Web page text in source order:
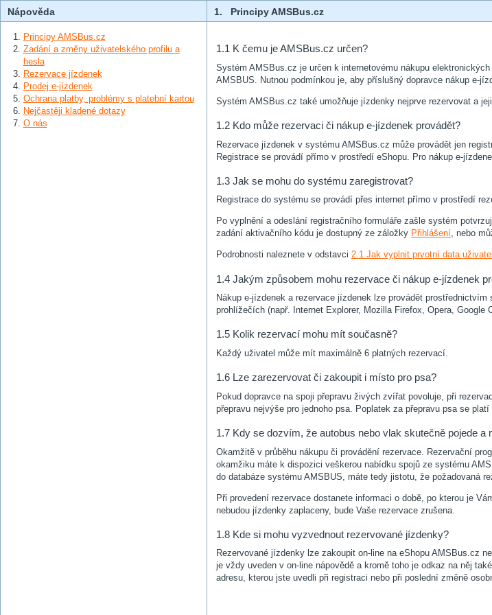
1. Principy AMSBus.cz
1.1 K čemu je AMSBus.cz určen?
Systém AMSBus.cz je určen k internetovému nákupu
AMSBUS. Nutnou podmínkou je, aby příslušný dopravce nákup e-
Systém AMSBus.cz také umožňuje jízdenky nejprve rezervovat a
1.2 Kdo může rezervaci či nákup e-jízdenek provádět?
Rezervace jízdenek v systému AMSBus.cz může provádět jen
Registrace se provádí přímo v prostředí eShopu. Pro nákup e-
1.3 Jak se mohu do systému zaregistrovat?
Registrace do systému se provádí přes internet přímo v prostředí
Po vyplnění a odeslání registračního formuláře zašle systém
zadání aktivačního kódu je dostupný ze záložky Přihlášení, nebo
Podrobnosti naleznete v odstavci 2.1 Jak vyplnit prvotní data
1.4 Jakým způsobem mohu rezervace či nákup e-jízdenek
Nákup e-jízdenek a rezervace jízdenek lze provádět
prohlížečích (např. Internet Explorer, Mozilla Firefox, Opera, Google
1.5 Kolik rezervací mohu mít současně?
Každý uživatel může mít maximálně 6 platných rezervací.
1.6 Lze zarezervovat či zakoupit i místo pro psa?
Pokud dopravce na spoji přepravu živých zvířat povoluje, při
přepravu nejvýše pro jednoho psa. Poplatek za přepravu psa se
1.7 Kdy se dozvím, že autobus nebo vlak skutečně pojede
Okamžitě v průběhu nákupu či provádění rezervace. Rezervační
okamžiku máte k dispozici veškerou nabídku spojů ze systému
do databáze systému AMSBUS, máte tedy jistotu, že požadovaná
Při provedení rezervace dostanete informaci o době, po kterou je
nebudou jízdenky zaplaceny, bude Vaše rezervace zrušena.
1.8 Kde si mohu vyzvednout rezervované jízdenky?
Rezervované jízdenky lze zakoupit on-line na eShopu AMSBus.cz
je vždy uveden v on-line nápovědě a kromě toho je odkaz na něj
adresu, kterou jste uvedli při registraci nebo při poslední změně
Nápověda
Principy AMSBus.cz
Zadání a změny uživatelského profilu a
hesla
Rezervace jízdenek
Prodej e-jízdenek
Ochrana platby, problémy s platební kartou
Nejčastěji kladené dotazy
O nás